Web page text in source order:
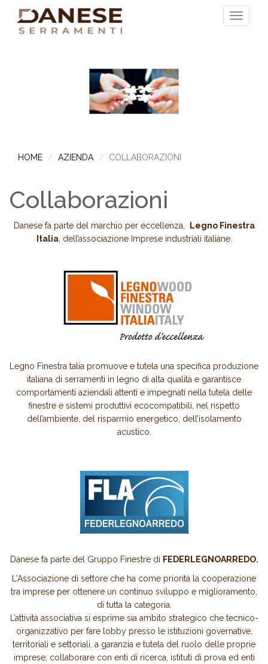
HOME AZIENDA COLLABORAZIONI
Collaborazioni
Danese fa parte del marchio per eccellenza,
Legno Finestra
Italia, dell’associazione Imprese industriali italiane.
Legno Finestra talia promuove e tutela una specifica produzione
italiana di serramenti in legno di alta qualità e garantisce
comportamenti aziendali attenti e impegnati nella tutela delle
finestre e sistemi produttivi ecocompatibili, nel rispetto
dell’ambiente, del risparmio energetico, dell’isolamento
acustico.
Danese fa parte del Gruppo Finestre di FEDERLEGNOARREDO.
L'Associazione di settore che ha come priorità la cooperazione
tra imprese per ottenere un continuo sviluppo e miglioramento,
di tutta la categoria.
L’attività associativa si esprime sia ambito strategico che tecnico-
organizzativo per fare lobby presso le istituzioni governative,
territoriali e settoriali, a garanzia e tutela del ruolo delle proprie
imprese; collaborare con enti di ricerca, istituti di prova ed enti